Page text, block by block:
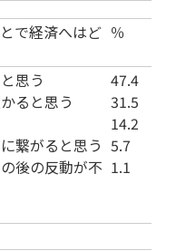
で経済へはど ％
思う
ると思う
繋がると思う
後の反動が不
47.4
31.5
14.2
5.7
1.1